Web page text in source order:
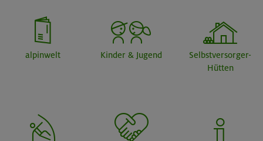
alpinwelt Kinder & Jugend
Selbstversorger-
Hütten